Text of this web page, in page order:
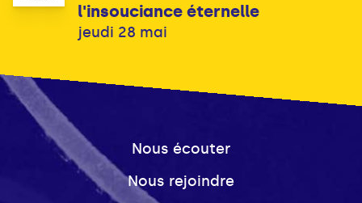
l'insouciance éternelle
jeudi 28 mai
Nous écouter
Nous rejoindre